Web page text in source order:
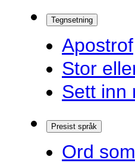
Tegnsetning
Apostrof
Stor
Sett inn
Presist språk
Ord